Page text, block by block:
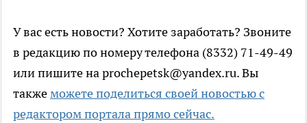
У вас есть новости? Хотите заработать? Звоните
в редакцию по номеру телефона (8332) 71-49-49
или пишите на prochepetsk@yandex.ru. Вы
такжеможете поделиться своей новостью с
редактором портала прямо сейчас.